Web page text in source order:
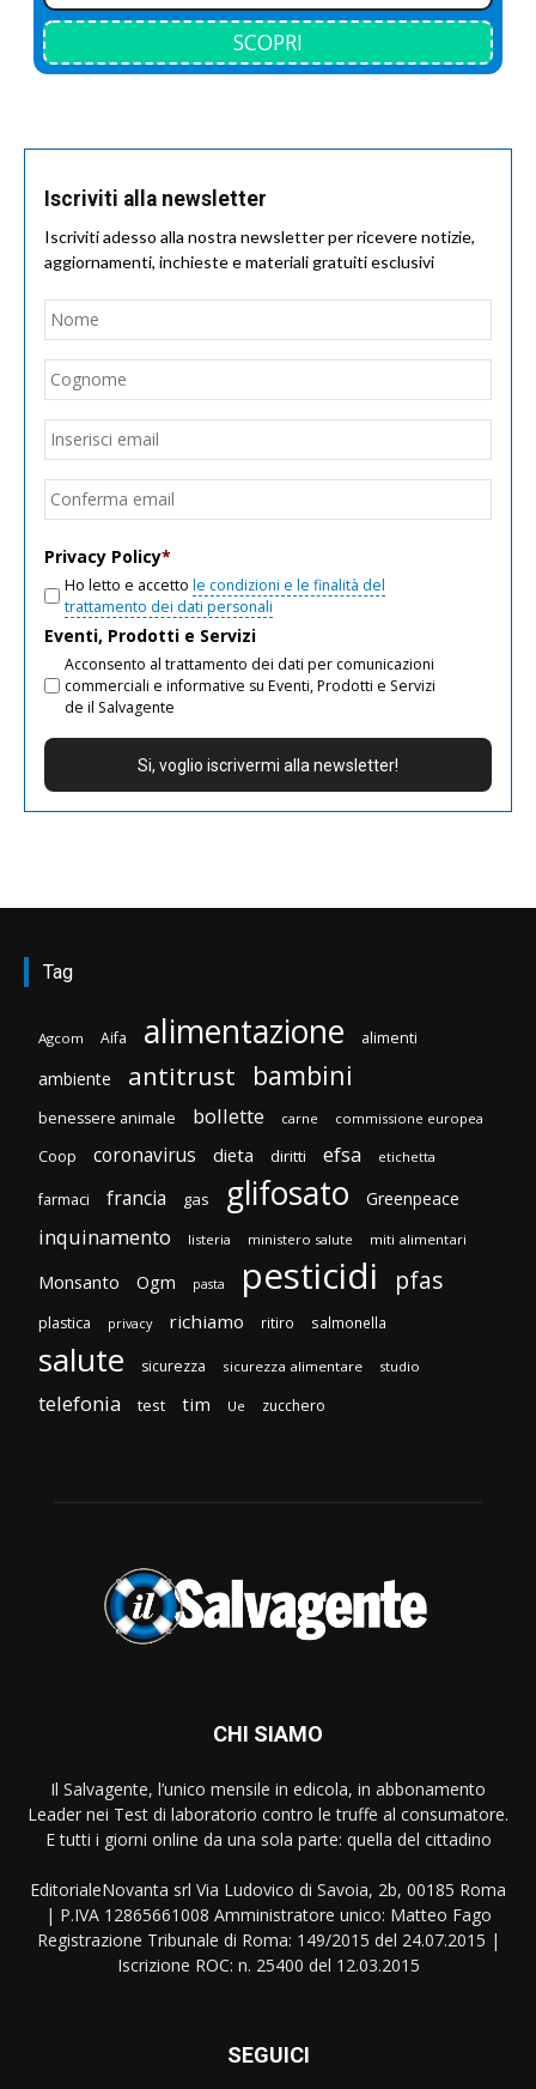
SCOPRI
Iscriviti alla newsletter
Iscriviti adesso alla nostra newsletter per ricevere notizie,
aggiornamenti, inchieste e materiali gratuiti esclusivi
Nome
Email
Privacy Policy*
Ho letto e accetto le condizioni e le finalità del
trattamento dei dati personali
Eventi, Prodotti e Servizi
Acconsento al trattamento dei dati per comunicazioni
commerciali e informative su Eventi, Prodotti e Servizi
de il Salvagente
Tag
Agcom Aifa alimentazione alimenti
ambiente antitrust bambini
benessere animale bollette carne commissione europea
Coop coronavirus dieta diritti efsa etichetta
farmaci francia gas glifosato Greenpeace
inquinamento listeria ministero salute miti alimentari
Monsanto Ogm pasta pesticidi pfas
plastica privacy richiamo ritiro salmonella
salute sicurezza sicurezza alimentare studio
telefonia test tim Ue zucchero
CHI SIAMO
Il Salvagente, l’unico mensile in edicola, in abbonamento
Leader nei Test di laboratorio contro le truffe al consumatore.
E tutti i giorni online da una sola parte: quella del cittadino
EditorialeNovanta srl Via Ludovico di Savoia, 2b, 00185 Roma
| P.IVA 12865661008 Amministratore unico: Matteo Fago
Registrazione Tribunale di Roma: 149/2015 del 24.07.2015 |
Iscrizione ROC: n. 25400 del 12.03.2015
SEGUICI